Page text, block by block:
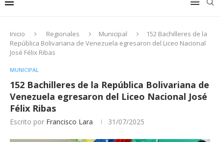
Inicio Regionales Municipal
152 Bachilleres de la
República Bolivariana de Venezuela egresaron del Liceo Nacional
José Félix Ribas
MUNICIPAL
152 Bachilleres de la República Bolivariana de
Venezuela egresaron del Liceo Nacional José
Félix Ribas
Escrito por Francisco Lara 31/07/2025